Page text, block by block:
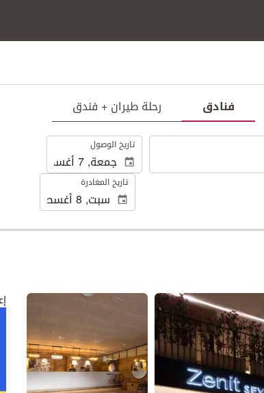
فنادق رحلة طيران + فندق
. تاريخ الوصول
تاريخ المغادرة
عرض 25 صور